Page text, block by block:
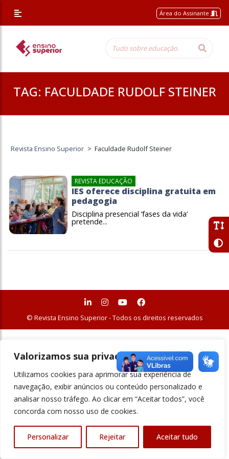
Valorizamos sua privacidade
Utilizamos cookies para aprimorar sua experiência de
navegação, exibir anúncios ou conteúdo personalizado e
analisar nosso tráfego. Ao clicar em “Aceitar todos”, você
concorda com nosso uso de cookies.
Personalizar Rejeitar Aceitar tudo
Área do Assinante
TAG: FACULDADE RUDOLF STEINER
Revista Ensino Superior > Faculdade Rudolf Steiner
REVISTA EDUCAÇÃO
IES oferece disciplina gratuita em
pedagogia
Disciplina presencial ‘fases da vida’
pretende...
© Revista Ensino Superior - Todos os direitos reservados